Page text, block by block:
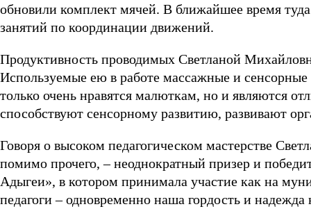
обновили комплект мячей. В ближайшее время
занятий по координации движений.
Продуктивность проводимых Светланой
Используемые ею в работе массажные и
только очень нравятся малюткам, но и являются
способствуют сенсорному развитию, развивают
Говоря о высоком педагогическом мастерстве
помимо прочего, – неоднократный призер и
Адыгеи», в котором принимала участие как на
педагоги – одновременно наша гордость и